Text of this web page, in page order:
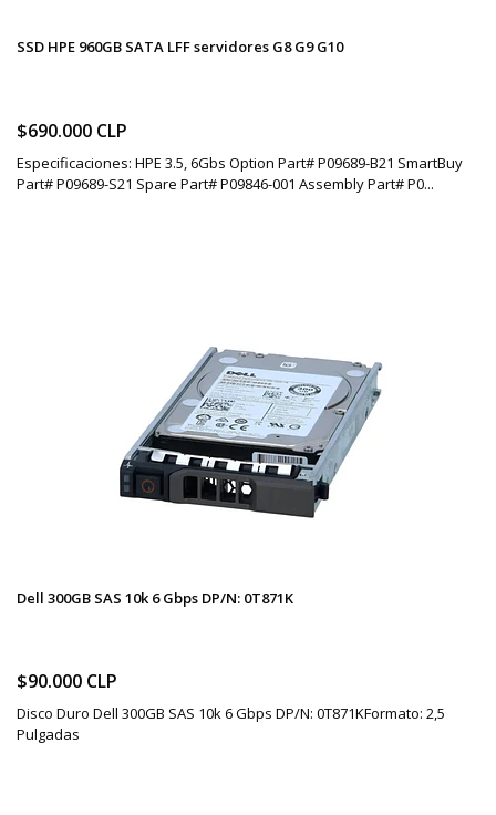
SSD HPE 960GB SATA LFF servidores G8 G9 G10
$690.000 CLP
Especificaciones: HPE 3.5, 6Gbs Option Part# P09689-B21 SmartBuy
Part# P09689-S21 Spare Part# P09846-001 Assembly Part# P0...
Dell 300GB SAS 10k 6 Gbps DP/N: 0T871K
$90.000 CLP
Disco Duro Dell 300GB SAS 10k 6 Gbps DP/N: 0T871KFormato: 2,5
Pulgadas